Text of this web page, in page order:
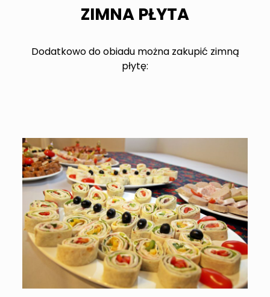
ZIMNA PŁYTA
Dodatkowo do obiadu można zakupić zimną
płytę: